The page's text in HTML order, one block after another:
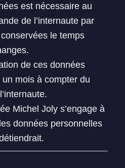
est nécessaire au
de l’internaute par
le temps
de ces données
mois à compter du
Michel Joly s’engage à
données personnelles